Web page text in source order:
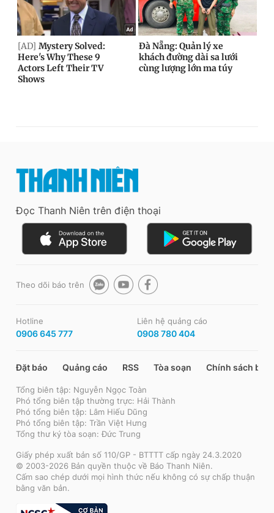
Đọc Thanh Niên trên điện thoại
Theo dõi báo trên
Hotline
0906 645 777
Liên hệ quảng cáo
0908 780 404
Đặt báo Quảng cáo RSS Tòa soạn Chính sách bảo
Tổng biên tập: Nguyễn Ngọc Toàn
Phó tổng biên tập thường trực: Hải Thành
Phó tổng biên tập: Lâm Hiếu Dũng
Phó tổng biên tập: Trần Việt Hưng
Tổng thư ký tòa soạn: Đức Trung
Giấy phép xuất bản số 110/GP - BTTTT cấp ngày 24.3.2020
© 2003-2026 Bản quyền thuộc về Báo Thanh Niên.
Cấm sao chép dưới mọi hình thức nếu không có sự chấp thuận
bằng văn bản.